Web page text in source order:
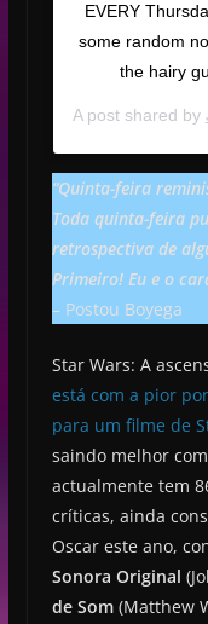
EVERY
some random
the hairy
A post shared by
“Quinta-feira
Toda quinta-feira
retrospectiva de
Primeiro! Eu e o
– Postou Boyega
Star Wars: A
está com a pior
para um filme de
saindo melhor
actualmente tem
críticas, ainda
Oscar este ano,
Sonora Original
de Som (Matthew